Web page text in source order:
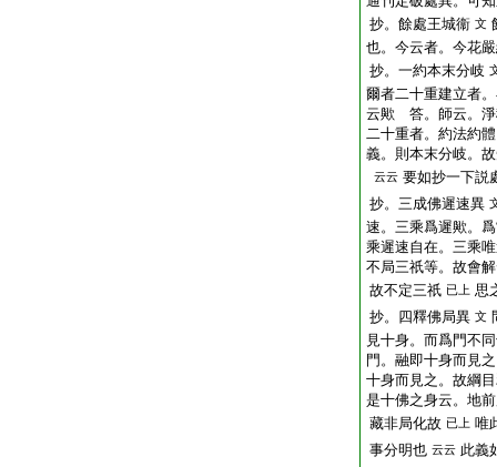
抄。餘處王城衞 文
也。今云者。今花
抄。一約本末分岐
爾者二十重建立者
云歟 答。師云。淨
二十重者。約法約
義。則本末分岐。
云云 要如抄一下説
抄。三成佛遲速異
速。三乘爲遲歟。
乘遲速自在。三乘
不局三祇等。故會
故不定三祇 已上 思
抄。四釋佛局異 文
見十身。而爲門不
門。融即十身而見
十身而見之。故綱
是十佛之身云。地
藏非局化故 已上 唯
事分明也 云云 此義